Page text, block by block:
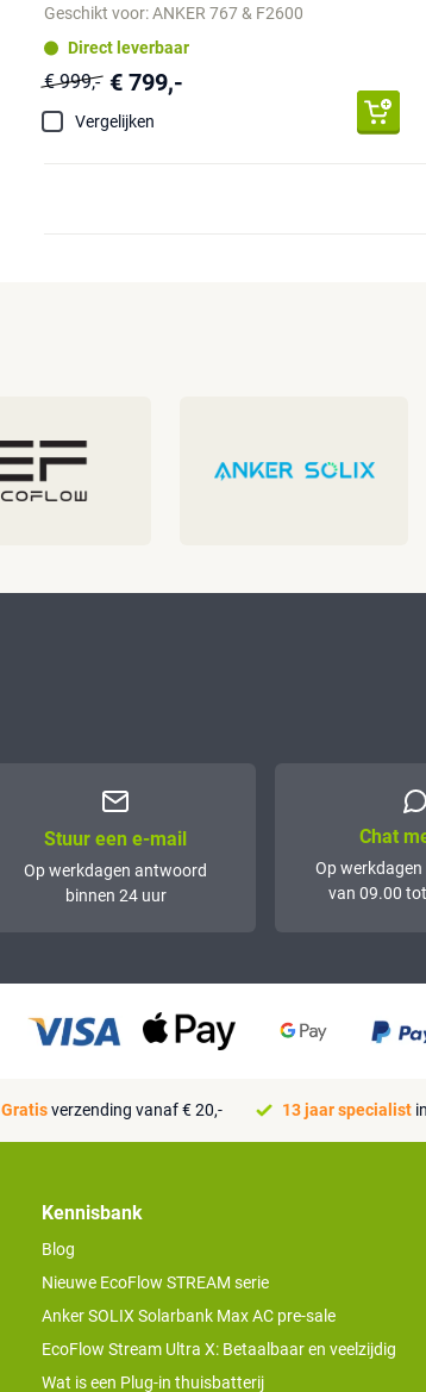
Geschikt voor: ANKER 767 & F2600
Direct leverbaar
€ 999,- € 799,-
Vergelijken
Stuur een e-mail
Op werkdagen antwoord
binnen 24 uur
Chat
Op
van 09.00
Gratisverzending vanaf € 20,- 13 jaar specialist
Kennisbank
Blog
Nieuwe EcoFlow STREAM serie
Anker SOLIX Solarbank Max AC pre-sale
EcoFlow Stream Ultra X: Betaalbaar en veelzijdig
Wat is een Plug-in thuisbatterij